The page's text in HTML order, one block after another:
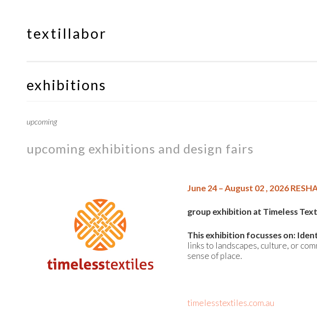
Springe
textillabor
exhibitions
upcoming
upcoming exhibitions and design fairs
June 24 – August 02 , 2026
group exhibition at Timeless
This exhibition focusses on:
links to landscapes, culture, or
sense of place.
timelesstextiles.com.au